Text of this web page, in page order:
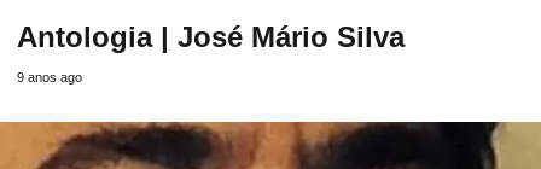
Antologia | José Mário Silva
9 anos ago